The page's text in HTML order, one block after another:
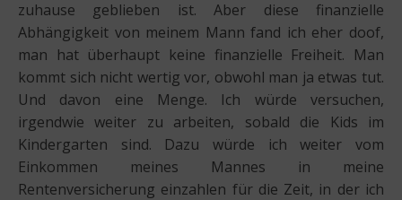
zuhause geblieben ist. Aber diese finanzielle
Abhängigkeit von meinem Mann fand ich eher doof,
man hat überhaupt keine finanzielle Freiheit. Man
kommt sich nicht wertig vor, obwohl man ja etwas tut.
Und davon eine Menge. Ich würde versuchen,
irgendwie weiter zu arbeiten, sobald die Kids im
Kindergarten sind. Dazu würde ich weiter vom
Einkommen meines Mannes in meine
Rentenversicherung einzahlen für die Zeit, in der ich